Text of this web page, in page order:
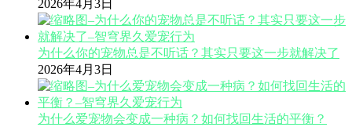
2026年4月3日
为什么你的宠物总是不听话？其实只要这一步就解决了
2026年4月3日
为什么爱宠物会变成一种病？如何找回生活的平衡？